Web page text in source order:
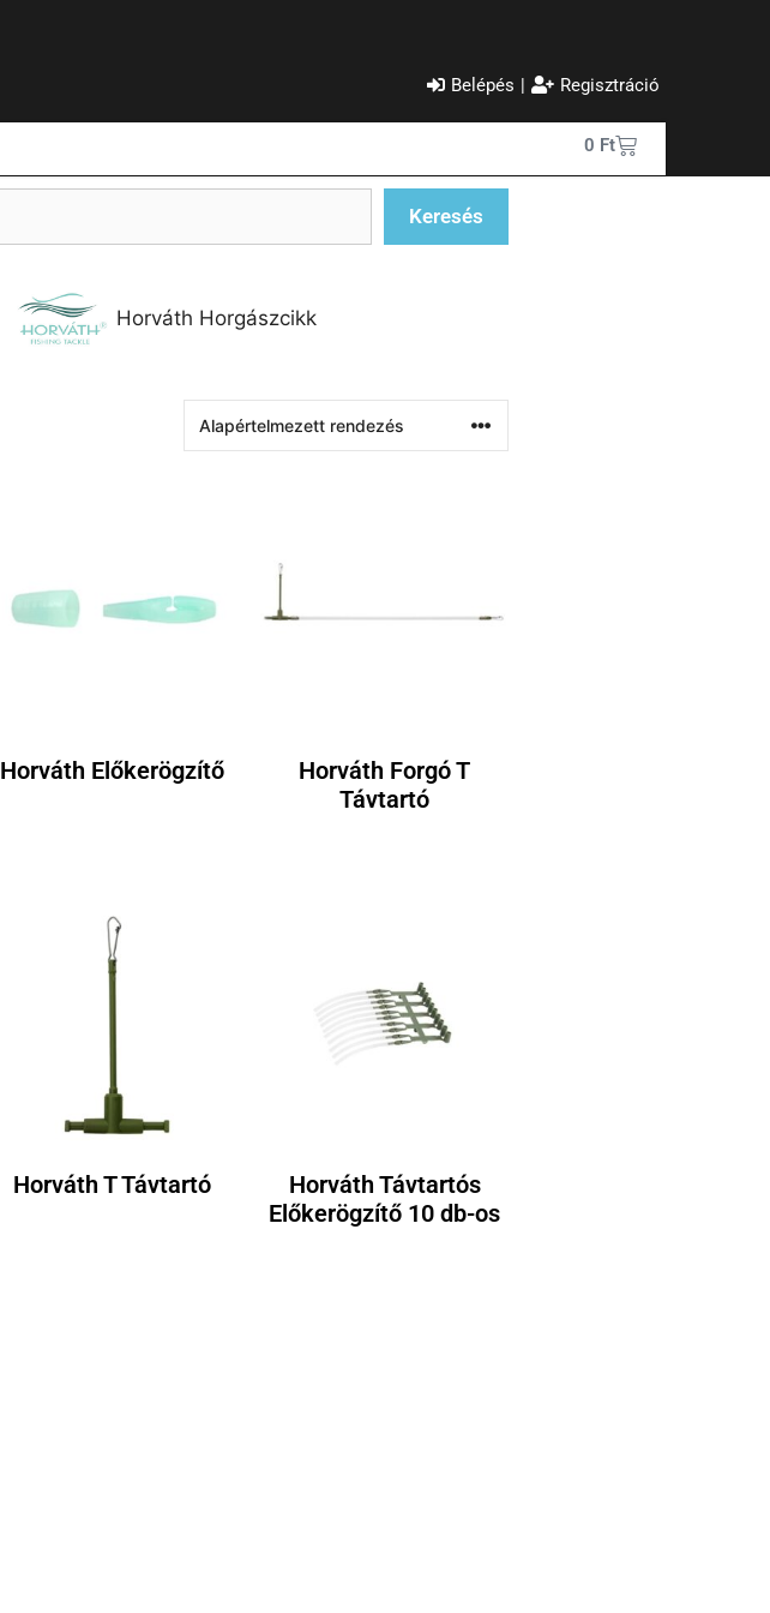
Belépés | Regisztráció
0 Ft
Keresés
Horváth Horgászcikk
Horváth Előkerögzítő
Horváth Forgó T
Távtartó
Horváth T Távtartó
Horváth Távtartós
Előkerögzítő 10 db-os